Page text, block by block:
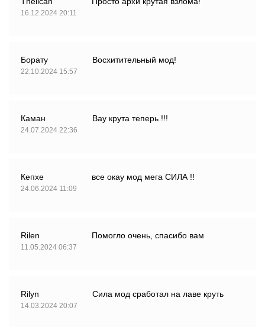
16.12.2024 20:11
Борату
22.10.2024 15:57
Восхитительный мод!
Каман
24.07.2024 22:36
Вау крута теперь !!!
Кепхе
24.06.2024 11:09
все окау мод мега СИЛА !!
Rilen
11.05.2024 06:37
Помогло очень, спасибо вам
Rilyn
14.03.2024 20:07
Сила мод сработал на лаве круть